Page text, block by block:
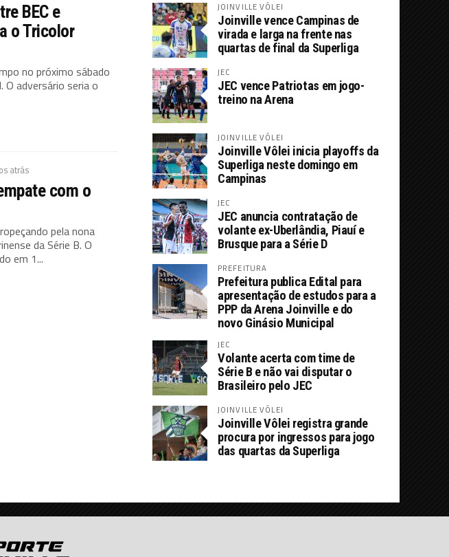
BEC e
o Tricolor
no próximo sábado
O adversário seria o
atrás
com o
pela nona
da Série B. O
em 1...
JOINVILLE VÔLEI
Joinville vence Campinas de
virada e larga na frente nas
quartas de final da Superliga
JEC
JEC vence Patriotas em jogo-
treino na Arena
JOINVILLE VÔLEI
Joinville Vôlei inicia playoffs da
Superliga neste domingo em
Campinas
JEC
JEC anuncia contratação de
volante ex-Uberlândia, Piauí e
Brusque para a Série D
PREFEITURA
Prefeitura publica Edital para
apresentação de estudos para a
PPP da Arena Joinville e do
novo Ginásio Municipal
JEC
Volante acerta com time de
Série B e não vai disputar o
Brasileiro pelo JEC
JOINVILLE VÔLEI
Joinville Vôlei registra grande
procura por ingressos para jogo
das quartas da Superliga